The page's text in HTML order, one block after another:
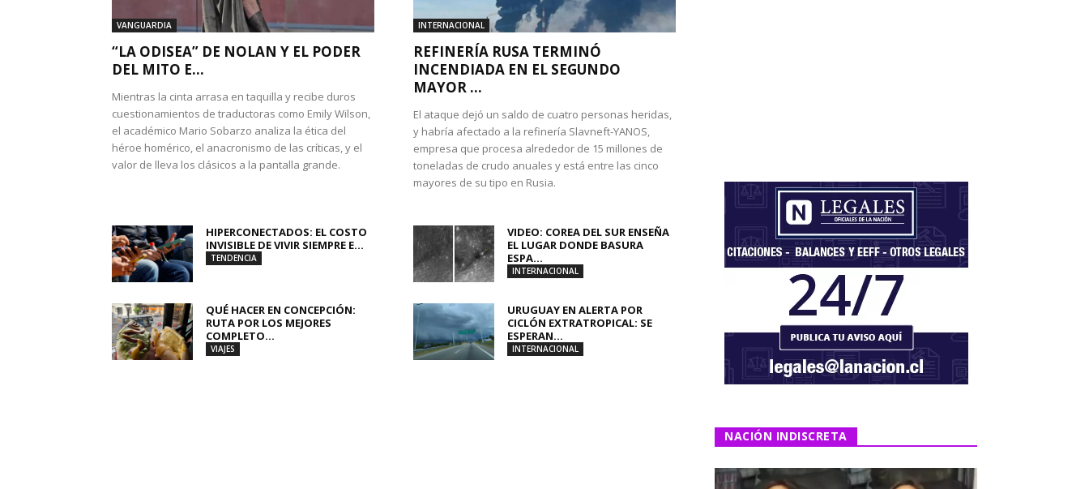
VANGUARDIA
“LA ODISEA” DE NOLAN Y EL PODER
DEL MITO E...
Mientras la cinta arrasa en taquilla y recibe duros
cuestionamientos de traductoras como Emily Wilson,
el académico Mario Sobarzo analiza la ética del
héroe homérico, el anacronismo de las críticas, y el
valor de lleva los clásicos a la pantalla grande.
INTERNACIONAL
REFINERÍA RUSA TERMINÓ
INCENDIADA EN EL SEGUNDO
MAYOR ...
El ataque dejó un saldo de cuatro personas heridas,
y habría afectado a la refinería Slavneft-YANOS,
empresa que procesa alrededor de 15 millones de
toneladas de crudo anuales y está entre las cinco
mayores de su tipo en Rusia.
HIPERCONECTADOS: EL COSTO
INVISIBLE DE VIVIR SIEMPRE E...
TENDENCIA
VIDEO: COREA DEL SUR ENSEÑA
EL LUGAR DONDE BASURA
ESPA...
INTERNACIONAL
QUÉ HACER EN CONCEPCIÓN:
RUTA POR LOS MEJORES
COMPLETO...
VIAJES
URUGUAY EN ALERTA POR
CICLÓN EXTRATROPICAL: SE
ESPERAN...
INTERNACIONAL
NACIÓN INDISCRETA